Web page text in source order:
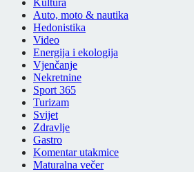
Kultura
Auto, moto & nautika
Hedonistika
Video
Energija i ekologija
Vjenčanje
Nekretnine
Sport 365
Turizam
Svijet
Zdravlje
Gastro
Komentar utakmice
Maturalna večer